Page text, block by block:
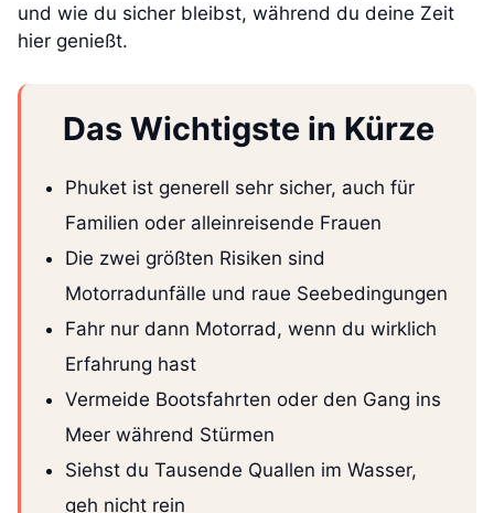
und wie du sicher bleibst, während du deine Zeit
hier genießt.
Das Wichtigste in Kürze
Phuket ist generell sehr sicher, auch für
Familien oder alleinreisende Frauen
Die zwei größten Risiken sind
Motorradunfälle und raue Seebedingungen
Fahr nur dann Motorrad, wenn du wirklich
Erfahrung hast
Vermeide Bootsfahrten oder den Gang ins
Meer während Stürmen
Siehst du Tausende Quallen im Wasser,
geh nicht rein